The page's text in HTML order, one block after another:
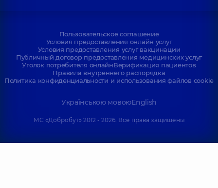
Пользовательское соглашение
Условия предоставления онлайн услуг
Условия предоставления услуг вакцинации
Публичный договор предоставления медицинских услуг
Уголок потребителя онлайнВерификация пациентов
Правила внутреннего распорядка
Политика конфиденциальности и использования файлов cookie
Українською мовоюEnglish
МС «Добробут» 2012 - 2026. Все права защищены